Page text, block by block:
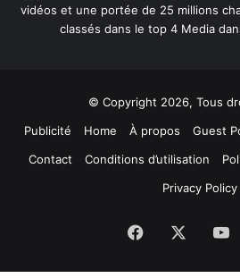
vidéos et une portée de 25 millions
classés dans le top 4 Media
© Copyright 2026, Tous
Publicité
Home À propos
Guest
Contact
Conditions d’utilisation
Privacy Policy
Facebook